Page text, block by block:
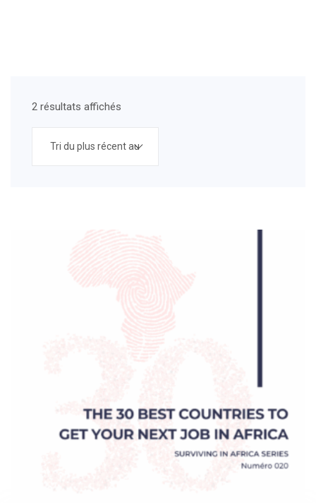
2 résultats affichés